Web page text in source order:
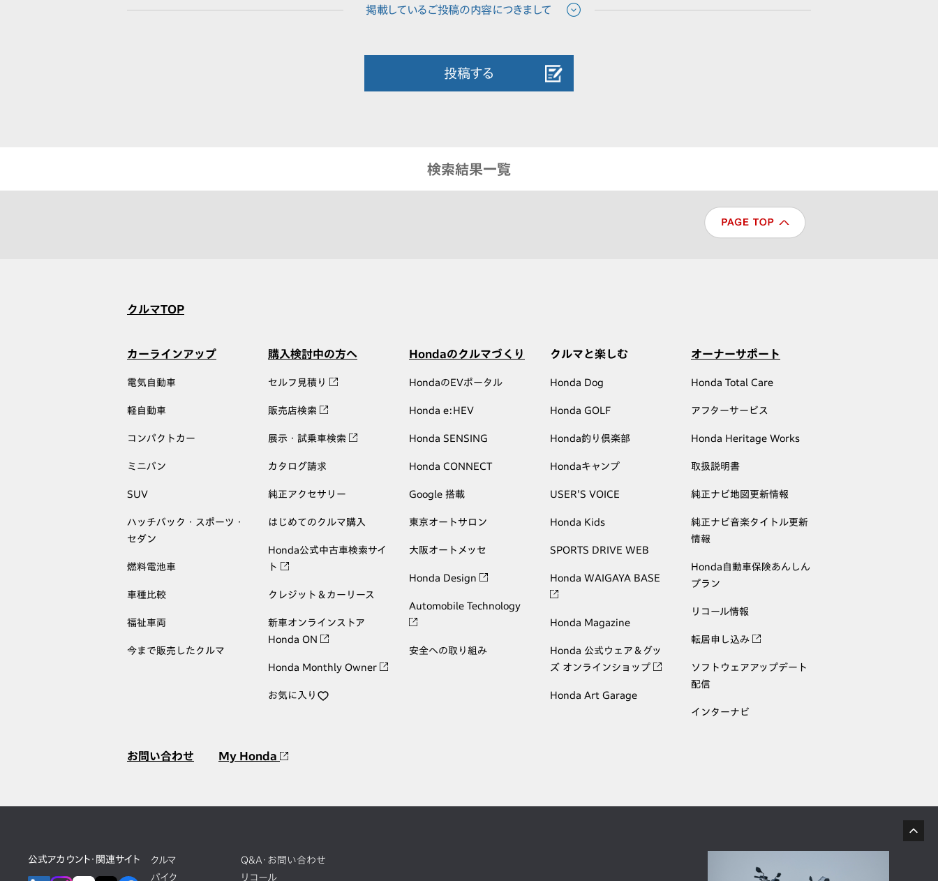
投稿する
検索結果一覧
クルマTOP
カーラインアップ
電気自動車
軽自動車
コンパクトカー
ミニバン
SUV
ハッチバック・スポーツ・
セダン
燃料電池車
車種比較
福祉車両
今まで販売したクルマ
購入検討中の方へ
セルフ見積り
販売店検索
展示・試乗車検索
カタログ請求
純正アクセサリー
はじめてのクルマ購入
Honda公式中古車検索サイ
ト
クレジット＆カーリース
新車オンラインストア
Honda ON
Honda Monthly Owner
お気に入り
Hondaのクルマづくり
HondaのEVポータル
Honda e:HEV
Honda SENSING
Honda CONNECT
Google 搭載
東京オートサロン
大阪オートメッセ
Honda Design
Automobile Technology
安全への取り組み
クルマと楽しむ
Honda Dog
Honda GOLF
Honda釣り倶楽部
Hondaキャンプ
USER'S VOICE
Honda Kids
SPORTS DRIVE WEB
Honda WAIGAYA BASE
Honda Magazine
Honda 公式ウェア＆グッ
ズ オンラインショップ
Honda Art Garage
オーナーサポート
Honda Total Care
アフターサービス
Honda Heritage Works
取扱説明書
純正ナビ地図更新情報
純正ナビ音楽タイトル更新
情報
Honda自動車保険あんしん
プラン
リコール情報
転居申し込み
ソフトウェアアップデート
配信
インターナビ
お問い合わせ My Honda
公式アカウント・関連サイト
クルマ
バイク
Q&A・お問い合わせ
リコール